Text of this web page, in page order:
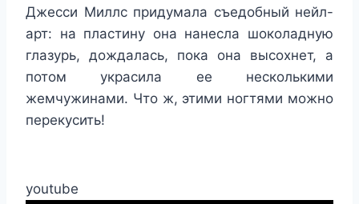
Джесси Миллс придумала съедобный нейл-
арт: на пластину она нанесла шоколадную
глазурь, дождалась, пока она высохнет, а
потом украсила ее несколькими
жемчужинами. Что ж, этими ногтями можно
перекусить!
youtube